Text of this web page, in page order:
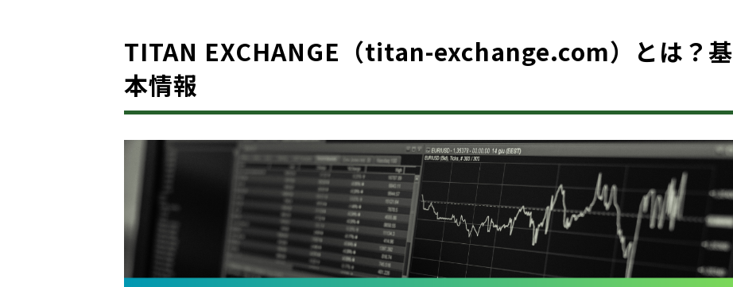
TITAN EXCHANGE（titan-exchange.com）とは？基
本情報